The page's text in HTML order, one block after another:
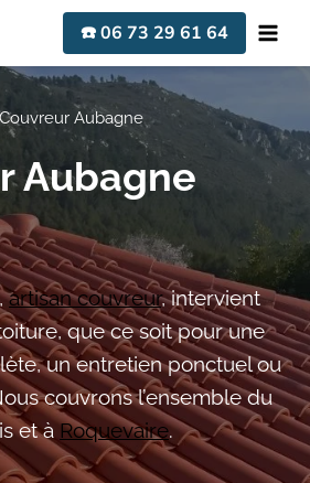
☎️ 06 73 29 61 64
Couvreur Aubagne
Aubagne
,artisan couvreur, intervient
que ce soit pour une
un entretien ponctuel ou
couvrons l’ensemble du
et à Roquevaire.